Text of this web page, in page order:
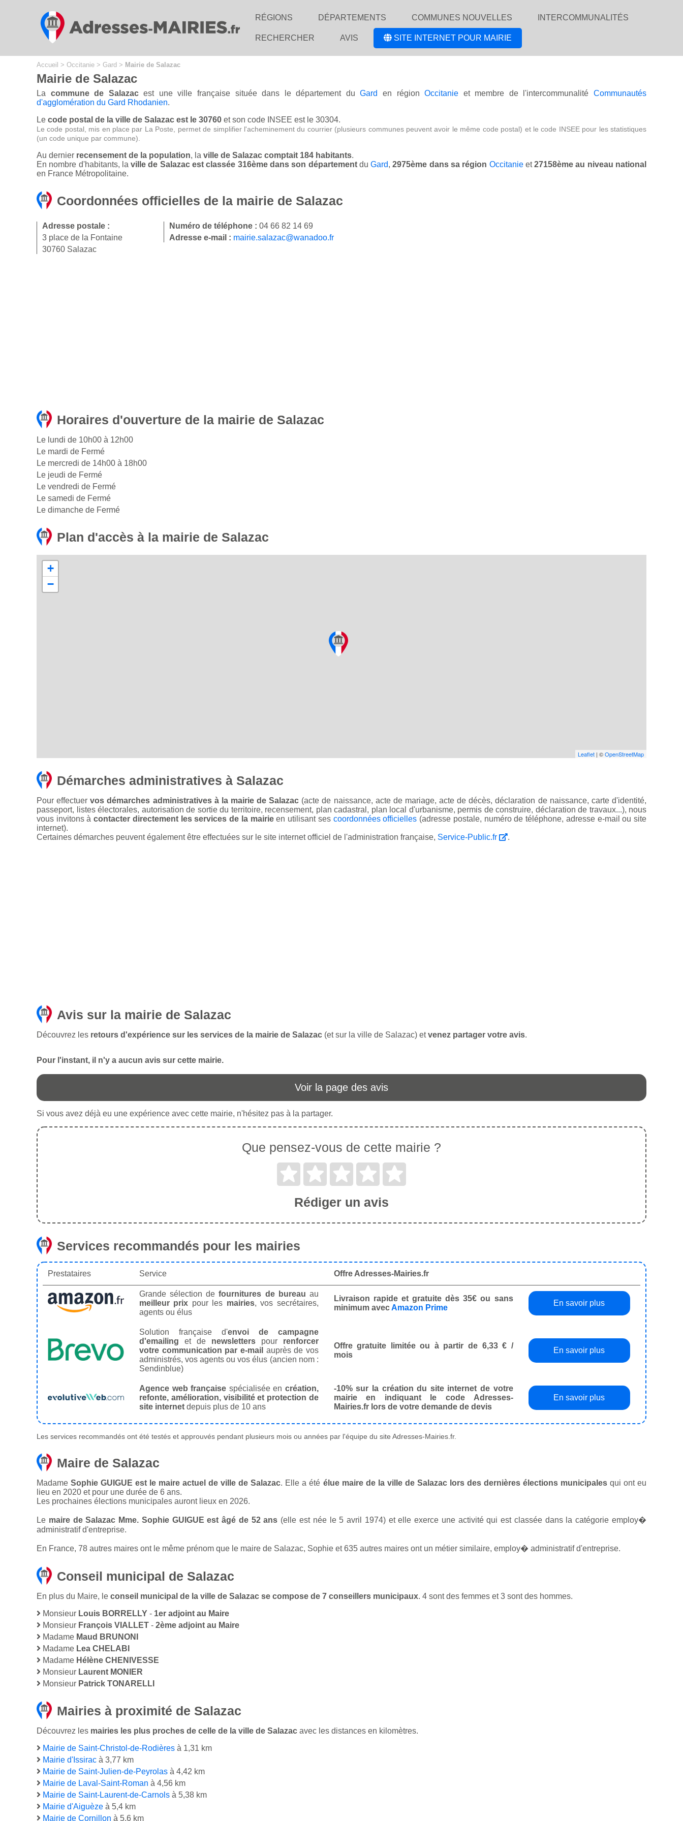
RÉGIONS DÉPARTEMENTS COMMUNES NOUVELLES INTERCOMMUNALITÉS
RECHERCHER AVIS SITE INTERNET POUR MAIRIE
Accueil > Occitanie > Gard > Mairie de Salazac
Mairie de Salazac
La commune de Salazacest une ville française située dans le département duGard en régionOccitanie et membre de l'intercommunalitéCommunautés
d'agglomération du Gard Rhodanien.
Le code postal de la ville de Salazac est le 30760 et son code INSEE est le 30304.
Le code postal, mis en place par La Poste, permet de simplifier l'acheminement du courrier (plusieurs communes peuvent avoir le même code postal) et le code INSEE pour les statistiques
(un code unique par commune).
Au dernier recensement de la population, la ville de Salazac comptait 184 habitants.
En nombre d'habitants, laville de Salazac est classée 316ème dans son départementduGard,2975ème dans sa région Occitanieet27158ème au niveau national
en France Métropolitaine.
Coordonnées officielles de la mairie de Salazac
Adresse postale :
3 place de la Fontaine
30760 Salazac
Numéro de téléphone : 04 66 82 14 69
Adresse e-mail : mairie.salazac@wanadoo.fr
Horaires d'ouverture de la mairie de Salazac
Le lundi de 10h00 à 12h00
Le mardi de Fermé
Le mercredi de 14h00 à 18h00
Le jeudi de Fermé
Le vendredi de Fermé
Le samedi de Fermé
Le dimanche de Fermé
Plan d'accès à la mairie de Salazac
+
−
Leaflet | ©OpenStreetMap
Démarches administratives à Salazac
Pour effectuervos démarches administratives à la mairie de Salazac (acte de naissance, acte de mariage, acte de décès, déclaration de naissance, carte d'identité,
passeport, listes électorales, autorisation de sortie du territoire, recensement, plan cadastral, plan local d'urbanisme, permis de construire, déclaration de travaux...), nous
vous invitons àcontacter directement les services de la mairieen utilisant ses coordonnées officielles (adresse postale, numéro de téléphone, adresse e-mail ou site
internet).
Certaines démarches peuvent également être effectuées sur le site internet officiel de l'administration française, Service-Public.fr .
Avis sur la mairie de Salazac
Découvrez les retours d'expérience sur les services de la mairie de Salazac (et sur la ville de Salazac) etvenez partager votre avis.
Pour l'instant, il n'y a aucun avis sur cette mairie.
Voir la page des avis
Si vous avez déjà eu une expérience avec cette mairie, n'hésitez pas à la partager.
Que pensez-vous de cette mairie ?
Rédiger un avis
Services recommandés pour les mairies
Prestataires Service Offre Adresses-Mairies.fr
Grande sélection defournitures de bureau au
meilleur prix pour les mairies, vos secrétaires,
agents ou élus
Livraison rapide et gratuite dès 35€ ou sans
minimum avecAmazon Prime
En savoir plus
Solution française d'envoi de campagne
d'emailing et de newsletterspour renforcer
votre communication par e-mail auprès de vos
administrés, vos agents ou vos élus (ancien nom :
Sendinblue)
Offre gratuite limitée ou à partir de 6,33 € /
mois
En savoir plus
Agence web française spécialisée en création,
refonte, amélioration, visibilité et protection de
site internet depuis plus de 10 ans
-10% sur la création du site internet de votre
mairie en indiquant le code Adresses-
Mairies.fr lors de votre demande de devis
En savoir plus
Les services recommandés ont été testés et approuvés pendant plusieurs mois ou années par l'équipe du site Adresses-Mairies.fr.
Maire de Salazac
MadameSophie GUIGUE est le maire actuel de ville de Salazac. Elle a été élue maire de la ville de Salazac lors des dernières élections municipalesqui ont eu
lieu en 2020 et pour une durée de 6 ans.
Les prochaines élections municipales auront lieux en 2026.
Le maire de Salazac Mme. Sophie GUIGUE est âgé de 52 ans (elle est née le 5 avril 1974) et elle exerce une activité qui est classée dans la catégorie employ�
administratif d'entreprise.
En France, 78 autres maires ont le même prénom que le maire de Salazac, Sophie et 635 autres maires ont un métier similaire, employ� administratif d'entreprise.
Conseil municipal de Salazac
En plus du Maire, le conseil municipal de la ville de Salazac se compose de 7 conseillers municipaux. 4 sont des femmes et 3 sont des hommes.
Monsieur Louis BORRELLY - 1er adjoint au Maire
Monsieur François VIALLET - 2ème adjoint au Maire
Madame Maud BRUNONI
Madame Lea CHELABI
Madame Hélène CHENIVESSE
Monsieur Laurent MONIER
Monsieur Patrick TONARELLI
Mairies à proximité de Salazac
Découvrez les mairies les plus proches de celle de la ville de Salazac avec les distances en kilomètres.
Mairie de Saint-Christol-de-Rodières à 1,31 km
Mairie d'Issirac à 3,77 km
Mairie de Saint-Julien-de-Peyrolas à 4,42 km
Mairie de Laval-Saint-Roman à 4,56 km
Mairie de Saint-Laurent-de-Carnols à 5,38 km
Mairie d'Aiguèze à 5,4 km
Mairie de Cornillon à 5,6 km